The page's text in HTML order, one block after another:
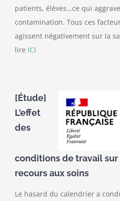
patients, élèves…ce qui
contamination. Tous ces
agissent négativement sur la
lire ICI
[Étude]
L’effet
des
conditions de travail sur
recours aux soins
Le hasard du calendrier a